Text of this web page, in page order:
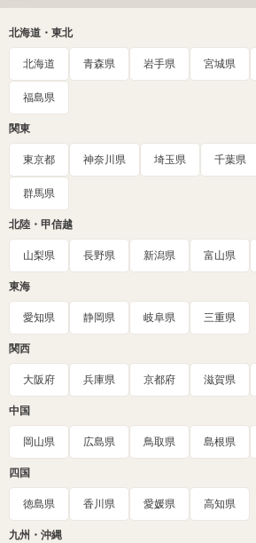
北海道・東北
北海道 青森県 岩手県 宮城県
福島県
関東
東京都 神奈川県 埼玉県 千葉県
群馬県
北陸・甲信越
山梨県 長野県 新潟県 富山県
東海
愛知県 静岡県 岐阜県 三重県
関西
大阪府 兵庫県 京都府 滋賀県
中国
岡山県 広島県 鳥取県 島根県
四国
徳島県 香川県 愛媛県 高知県
九州・沖縄